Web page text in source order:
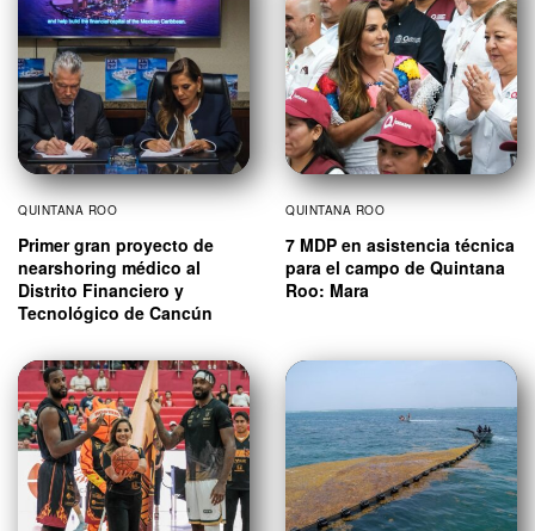
QUINTANA ROO
Primer gran proyecto de
nearshoring médico al
Distrito Financiero y
Tecnológico de Cancún
QUINTANA ROO
7 MDP en asistencia técnica
para el campo de Quintana
Roo: Mara